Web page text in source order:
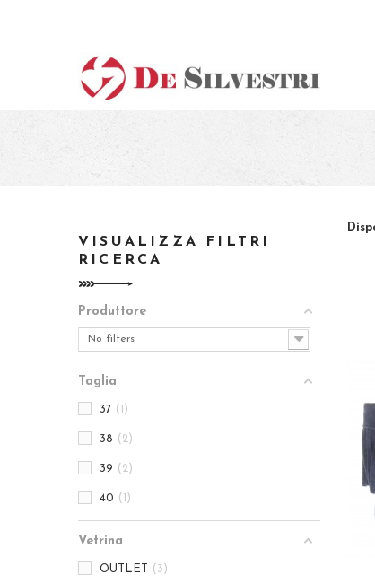
VISUALIZZA FILTRI
RICERCA
Produttore
No filters
Taglia
37 1
38 2
39 2
40 1
Vetrina
OUTLET 3